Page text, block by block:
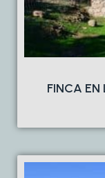
FINCA EN